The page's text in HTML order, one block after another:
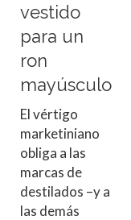
vestido
para un
ron
mayúsculo
El vértigo
marketiniano
obliga a las
marcas de
destilados –y a
las demás